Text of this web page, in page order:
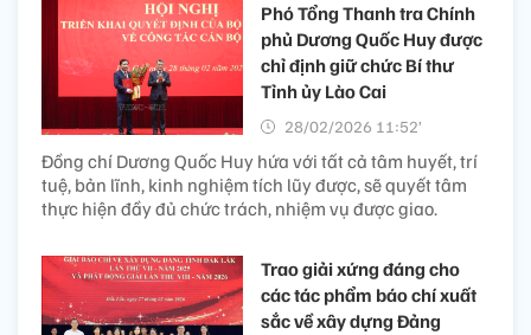
Phó Tổng Thanh tra Chính
phủ Dương Quốc Huy được
chỉ định giữ chức Bí thư
Tỉnh ủy Lào Cai
28/02/2026 11:52’
Đồng chí Dương Quốc Huy hứa với tất cả tâm huyết, trí
tuệ, bản lĩnh, kinh nghiệm tích lũy được, sẽ quyết tâm
thực hiện đầy đủ chức trách, nhiệm vụ được giao.
Trao giải xứng đáng cho
các tác phẩm báo chí xuất
sắc về xây dựng Đảng